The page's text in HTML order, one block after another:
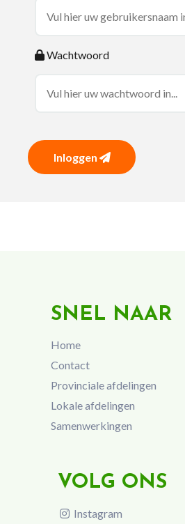
Wachtwoord
Inloggen
SNEL NAAR
Home
Contact
Provinciale afdelingen
Lokale afdelingen
Samenwerkingen
VOLG ONS
Instagram